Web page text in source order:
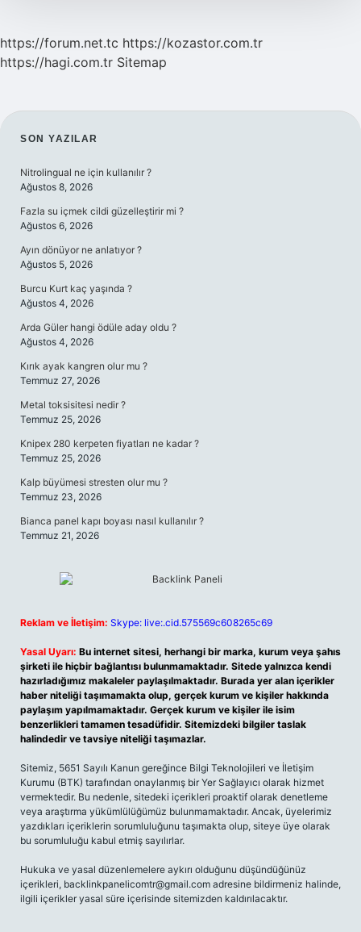
https://forum.net.tc https://kozastor.com.tr
https://hagi.com.tr Sitemap
SIDEBAR
SON YAZILAR
Nitrolingual ne için kullanılır ?
Ağustos 8, 2026
Fazla su içmek cildi güzelleştirir mi ?
Ağustos 6, 2026
Ayın dönüyor ne anlatıyor ?
Ağustos 5, 2026
Burcu Kurt kaç yaşında ?
Ağustos 4, 2026
Arda Güler hangi ödüle aday oldu ?
Ağustos 4, 2026
Kırık ayak kangren olur mu ?
Temmuz 27, 2026
Metal toksisitesi nedir ?
Temmuz 25, 2026
Knipex 280 kerpeten fiyatları ne kadar ?
Temmuz 25, 2026
Kalp büyümesi stresten olur mu ?
Temmuz 23, 2026
Bianca panel kapı boyası nasıl kullanılır ?
Temmuz 21, 2026
Reklam ve İletişim: Skype: live:.cid.575569c608265c69
Yasal Uyarı: Bu internet sitesi, herhangi bir marka, kurum veya şahıs
şirketi ile hiçbir bağlantısı bulunmamaktadır. Sitede yalnızca kendi
hazırladığımız makaleler paylaşılmaktadır. Burada yer alan içerikler
haber niteliği taşımamakta olup, gerçek kurum ve kişiler hakkında
paylaşım yapılmamaktadır. Gerçek kurum ve kişiler ile isim
benzerlikleri tamamen tesadüfidir. Sitemizdeki bilgiler taslak
halindedir ve tavsiye niteliği taşımazlar.
Sitemiz, 5651 Sayılı Kanun gereğince Bilgi Teknolojileri ve İletişim
Kurumu (BTK) tarafından onaylanmış bir Yer Sağlayıcı olarak hizmet
vermektedir. Bu nedenle, sitedeki içerikleri proaktif olarak denetleme
veya araştırma yükümlülüğümüz bulunmamaktadır. Ancak, üyelerimiz
yazdıkları içeriklerin sorumluluğunu taşımakta olup, siteye üye olarak
bu sorumluluğu kabul etmiş sayılırlar.
Hukuka ve yasal düzenlemelere aykırı olduğunu düşündüğünüz
içerikleri, backlinkpanelicomtr@gmail.com adresine bildirmeniz halinde,
ilgili içerikler yasal süre içerisinde sitemizden kaldırılacaktır.